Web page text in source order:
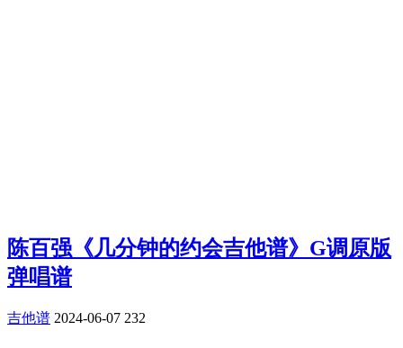
陈百强《几分钟的约会吉他谱》G调原版
弹唱谱
吉他谱 2024-06-07 232